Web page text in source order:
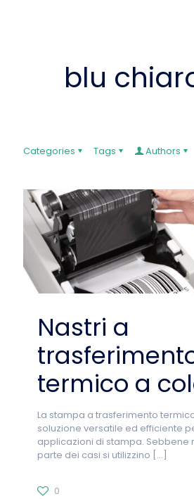
blu
Categories Tags Authors
Nastri a
termico a
La stampa a trasferimento
soluzione versatile ed efficiente
applicazioni di stampa. Sebbene
parte dei casi si utilizzino […]
0